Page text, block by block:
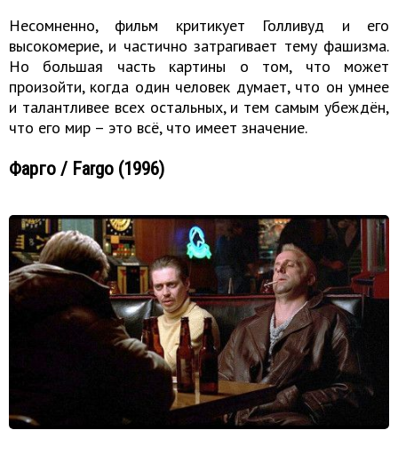
Несомненно, фильм критикует Голливуд и его
высокомерие, и частично затрагивает тему фашизма.
Но большая часть картины о том, что может
произойти, когда один человек думает, что он умнее
и талантливее всех остальных, и тем самым убеждён,
что его мир – это всё, что имеет значение.
Фарго / Fargo (1996)